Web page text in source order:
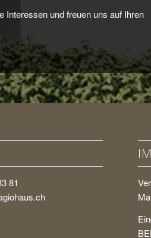
Interessen und freuen uns auf Ihren
81